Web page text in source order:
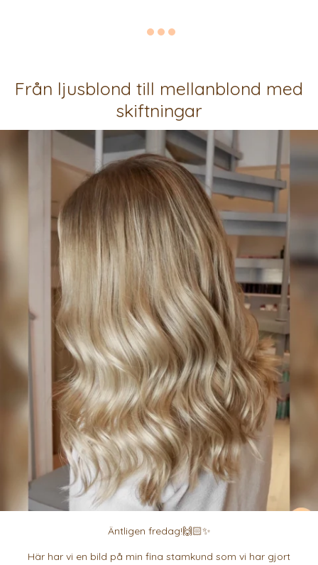
Från ljusblond till mellanblond med
skiftningar
Äntligen fredag!🙌🏻✨
Här har vi en bild på min fina stamkund som vi har gjort